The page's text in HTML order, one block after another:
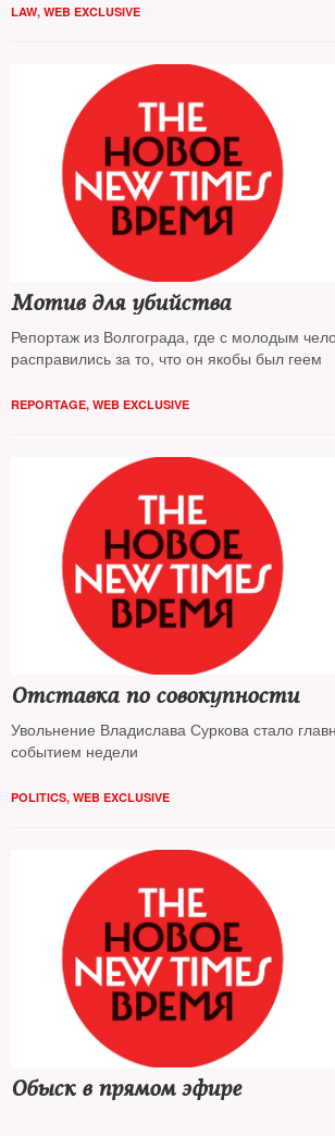
LAW, WEB EXCLUSIVE
Мотив для убийства
Репортаж из Волгограда, где с молодым
расправились за то, что он якобы был геем
REPORTAGE, WEB EXCLUSIVE
Отставка по совокупности
Увольнение Владислава Суркова стало
событием недели
POLITICS, WEB EXCLUSIVE
Обыск в прямом эфире